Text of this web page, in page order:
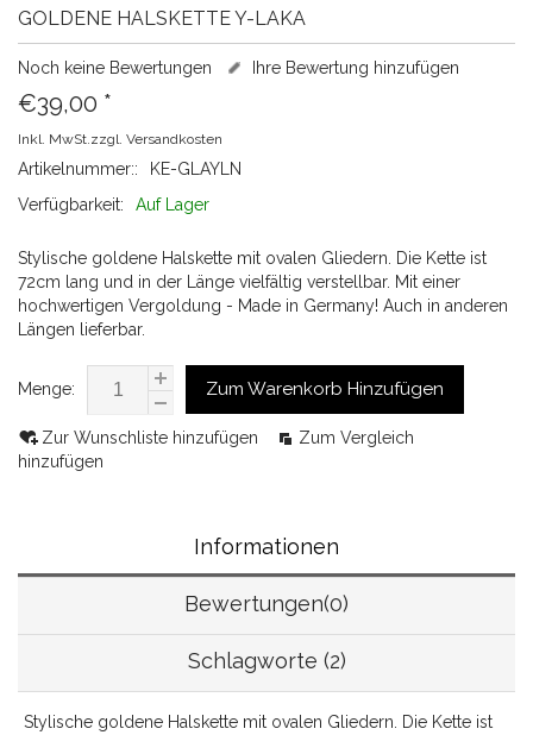
GOLDENE HALSKETTE Y-LAKA
Noch keine Bewertungen Ihre Bewertung hinzufügen
€39,00 *
Inkl. MwSt.zzgl. Versandkosten
Artikelnummer::
KE-GLAYLN
Verfügbarkeit:
Auf Lager
Stylische goldene Halskette mit ovalen Gliedern. Die Kette ist
72cm lang und in der Länge vielfältig verstellbar. Mit einer
hochwertigen Vergoldung - Made in Germany! Auch in anderen
Längen lieferbar.
Menge: Zum Warenkorb Hinzufügen
Zur Wunschliste hinzufügen
Zum Vergleich
hinzufügen
Informationen
Bewertungen(0)
Schlagworte (2)
Stylische goldene Halskette mit ovalen Gliedern. Die Kette ist